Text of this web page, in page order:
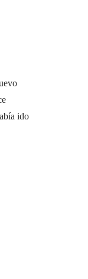
ido